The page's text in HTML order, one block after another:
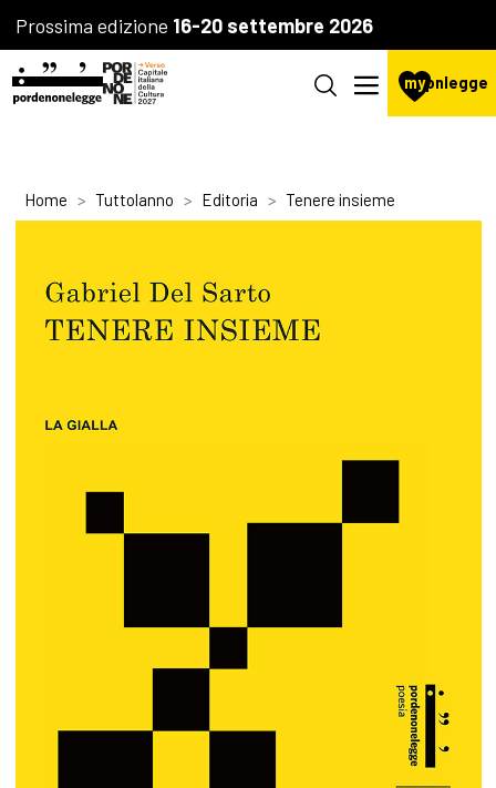
Prossima edizione 16-20 settembre 2026
mypnlegge
Home Tuttolanno Editoria Tenere insieme